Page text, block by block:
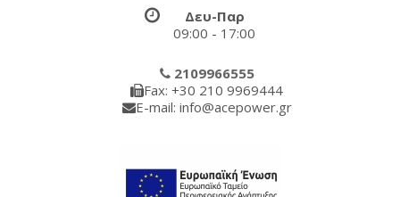
Δευ-Παρ
09:00 - 17:00
2109966555
Fax: +30 210 9969444
E-mail: info@acepower.gr